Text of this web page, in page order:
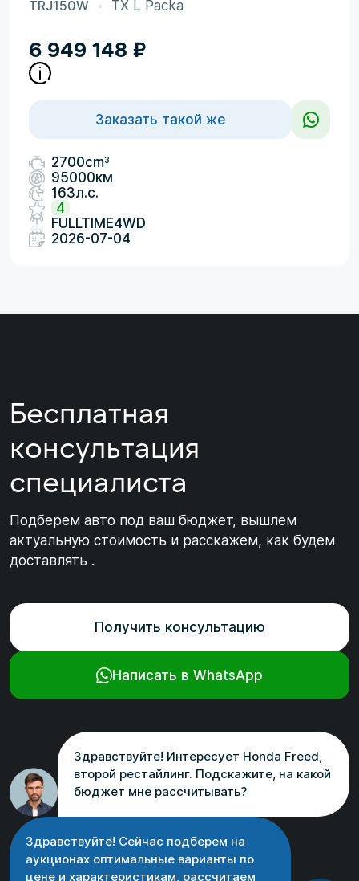
TRJ150W TX L Packa
6 949 148 ₽
Заказать такой же
2700cm3
95000км
163л.с.
4
FULLTIME4WD
2026-07-04
Бесплатная
консультация
специалиста
Подберем авто под ваш бюджет, вышлем
актуальную стоимость и расскажем, как будем
доставлять .
Получить консультацию
Написать в WhatsApp
Здравствуйте! Интересует Honda Freed,
второй рестайлинг. Подскажите, на какой
бюджет мне рассчитывать?
Здравствуйте! Сейчас подберем на
аукционах оптимальные варианты по
цене и характеристикам, рассчитаем